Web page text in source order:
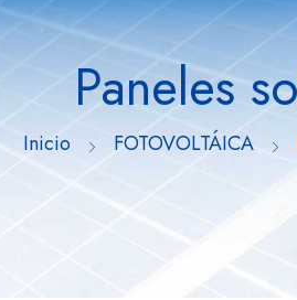
Paneles
Inicio FOTOVOLTÁICA